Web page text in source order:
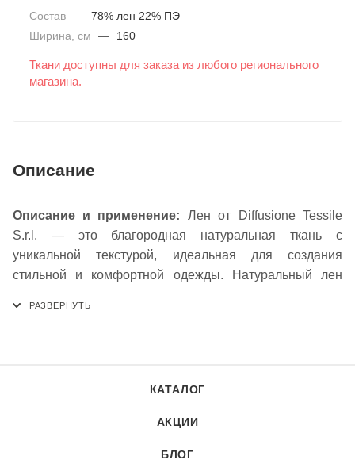
Состав — 78% лен 22% ПЭ
Ширина, см
— 160
Ткани доступны для заказа из любого регионального
магазина.
Описание
Описание и применение: Лен от Diffusione Tessile
S.r.l. — это благородная натуральная ткань с
уникальной текстурой, идеальная для создания
стильной и комфортной одежды. Натуральный лен
придает изделиям особый шарм и естественную
элементов домашнего текстиля. Материал обладает
КАТАЛОГ
АКЦИИ
БЛОГ